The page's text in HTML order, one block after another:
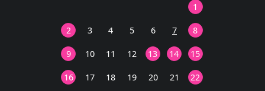
1
2
3 4 5 6 7
8
9
10 11 12 13 14
15
16
17 18 19 20 21
22